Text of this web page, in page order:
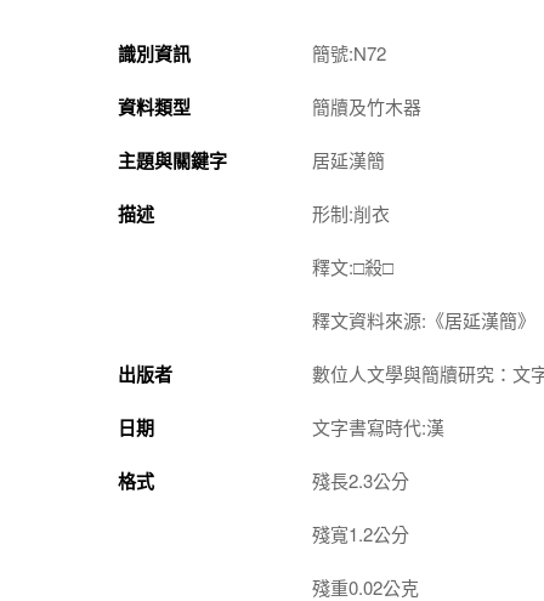
識別資訊 簡號:N72
資料類型 簡牘及竹木器
主題與關鍵字 居延漢簡
描述 形制:削衣
釋文:□殺□
釋文資料來源:《居延漢簡》
出版者 數位人文學與簡牘研究：文
日期 文字書寫時代:漢
格式 殘長2.3公分
殘寬1.2公分
殘重0.02公克